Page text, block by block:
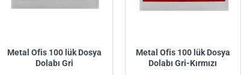
Metal Ofis 100 lük Dosya
Dolabı Gri
Metal Ofis 100 lük Dosya
Dolabı Gri-Kırmızı